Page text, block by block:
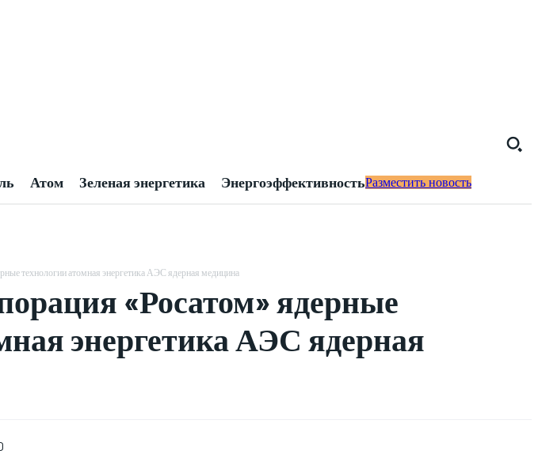
Атом Зеленая энергетика ЭнергоэффективностьРазместить новость
технологии атомная энергетика АЭС ядерная медицина
«Росатом» ядерные
энергетика АЭС ядерная